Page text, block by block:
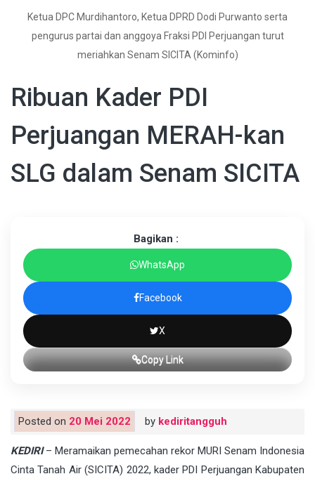
Ketua DPC Murdihantoro, Ketua DPRD Dodi Purwanto serta
pengurus partai dan anggoya Fraksi PDI Perjuangan turut
meriahkan Senam SICITA (Kominfo)
Ribuan Kader PDI
Perjuangan MERAH-kan
SLG dalam Senam SICITA
Bagikan :
WhatsApp
Facebook
X
Copy Link
Posted on 20 Mei 2022 by kediritangguh
KEDIRI– Meramaikan pemecahan rekor MURI Senam Indonesia
Cinta Tanah Air (SICITA) 2022, kader PDI Perjuangan Kabupaten